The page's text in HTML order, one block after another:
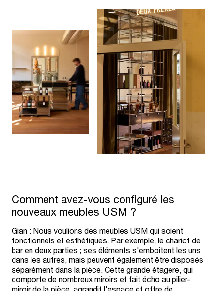
Comment avez-vous configuré les
nouveaux meubles USM ?
Gian : Nous voulions des meubles USM qui soient
fonctionnels et esthétiques. Par exemple, le chariot de
bar en deux parties ; ses éléments s'emboîtent les uns
dans les autres, mais peuvent également être disposés
séparément dans la pièce. Cette grande étagère, qui
comporte de nombreux miroirs et fait écho au pilier-
miroir de la pièce, agrandit l'espace et offre de